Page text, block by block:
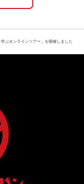
ぶオンラインツアー」を開催しました